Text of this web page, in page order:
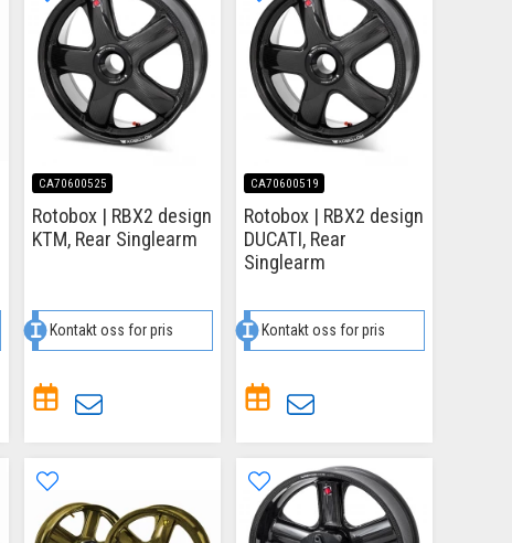
CA70600525
Rotobox | RBX2 design
KTM, Rear Singlearm
Kontakt oss for pris
CA70600519
Rotobox | RBX2 design
DUCATI, Rear
Singlearm
Kontakt oss for pris